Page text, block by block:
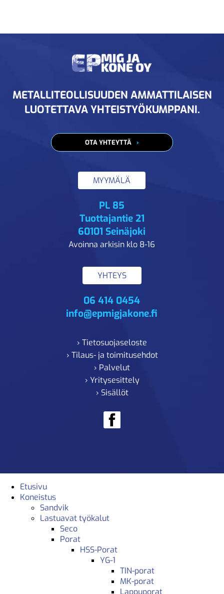
METALLITEOLLISUUDEN AMMATTILAISEN
LUOTETTAVA YHTEISTYÖKUMPPANI.
OTA YHTEYTTÄ
MYYMÄLÄ
PL 85
Tuottajantie 21
60101 Seinäjoki
Avoinna arkisin klo 8-16
YHTEYS
06 414 0454
info@epmigjakone.fi
› Tietosuojaseloste
› Tilaus- ja toimitusehdot
› Palvelut
› Yritysesittely
› Sisällöt
Etusivu
Koneistus
Sandvik
Lastuavat työkalut
Seco
Porat
HSS-Porat
YG-1
TIN-porat
MK-porat
Lappuporat